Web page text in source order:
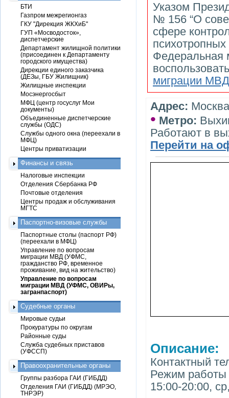
Указом
№ 156 “О
сфере
Федеральная
миграции
Адрес:
• Метро:
Работают в
Перейти на
Описание:
Контактный
Режим работы
15:00-20:00,
БТИ
Газпром межрегионгаз
ГКУ "Дирекция ЖКХиБ"
ГУП «Мосводосток»,
диспетчерские
Департамент жилищной политики
(присоединен к Департаменту
городского имущества)
Дирекции единого заказчика
(ДЕЗы, ГБУ Жилищник)
Жилищные инспекции
Мосэнергосбыт
МФЦ (центр госуслуг Мои
документы)
Объединенные диспетчерские
службы (ОДС)
Службы одного окна (переехали в
МФЦ)
Центры приватизации
Финансы и связь
Налоговые инспекции
Отделения Сбербанка РФ
Почтовые отделения
Центры продаж и обслуживания
МГТС
Паспортно-визовые службы
Паспортные столы (паспорт РФ)
(переехали в МФЦ)
Управление по вопросам
миграции МВД (УФМС,
гражданство РФ, временное
проживание, вид на жительство)
Управление по вопросам
миграции МВД (УФМС, ОВИРы,
загранпаспорт)
Судебные органы
Мировые судьи
Прокуратуры по округам
Районные суды
Служба судебных приставов
(УФССП)
Правоохранительные органы
Группы разбора ГАИ (ГИБДД)
Отделения ГАИ (ГИБДД) (МРЭО,
ТНРЭР)